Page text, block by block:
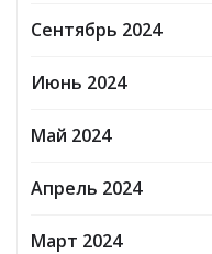
Сентябрь 2024
Июнь 2024
Май 2024
Апрель 2024
Март 2024